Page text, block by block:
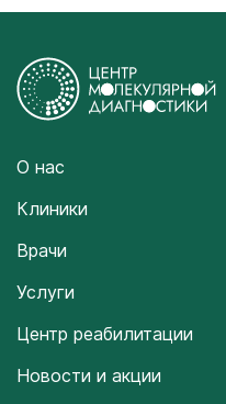
О нас
Клиники
Врачи
Услуги
Центр реабилитации
Новости и акции